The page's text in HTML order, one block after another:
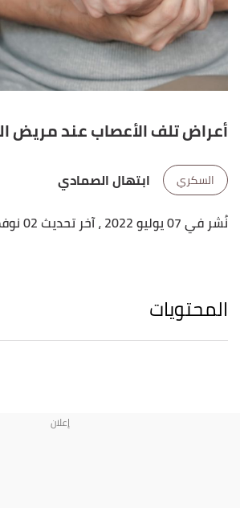
أعراض تلف الأعصاب عند مريض
السكري
ابتهال الصمادي
نُشر في 07 يوليو 2022
، آخر تحديث 02 نوفمبر 2022
المحتويات